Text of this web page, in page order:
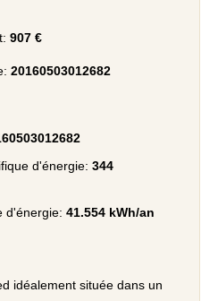
907 €
20160503012682
d'énergie: 344
d'énergie: 41.554 kWh/an
idéalement située dans un